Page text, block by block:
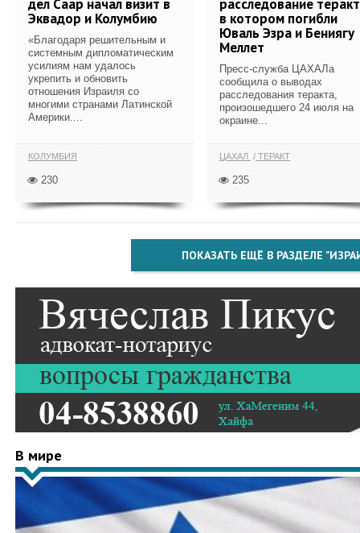
дел Саар начал визит в
Эквадор и Колумбию
«Благодаря решительным и
системным дипломатическим
усилиям нам удалось
укрепить и обновить
отношения Израиля со
многими странами Латинской
Америки....
КОЛУМБИЯ
230
расследование
в котором погибли
Юваль Эзра и Бениягу
Меллет
Пресс-служба ЦАХАЛа
сообщила о выводах
расследования теракта,
произошедшего 24 июля на
окраине...
ЦАХАЛ ТЕРАКТ
235
ПОКАЗАТЬ ЕЩЁ В РАЗДЕЛЕ
В мире